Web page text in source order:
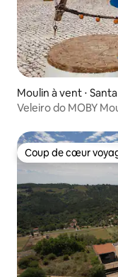
Moulin à vent ⋅
Veleiro do MOBY
Coup de cœur
Coup de cœur